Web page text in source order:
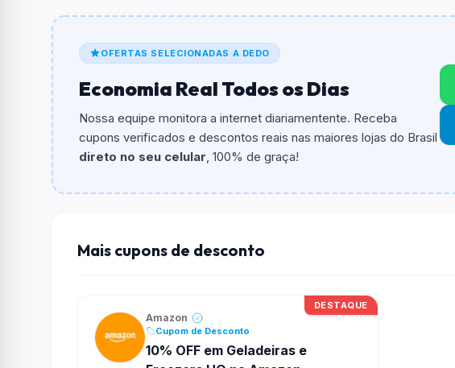
O cupom dá5% OFFem compras.
Qual é o valor minimo de compra?
O valor minimo de compra é Não exigido ou Não informado.
Qual é o desconto máximo?
Não informado ou sem limite.
Funciona em qualquer produto?
podem não aceitar cupons.
OFERTAS SELECIONADAS A DEDO
Economia Real Todos os Dias
Nossa equipe monitora a internet diariamentente. Receba
cupons verificados e descontos reais nas maiores lojas do Brasil
direto no seu celular, 100% de graça!
Mais cupons de desconto
DESTAQUE
Amazon
Cupom de Desconto
10% OFF em Geladeiras e